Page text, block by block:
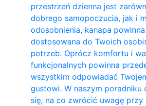
przestrzeń dzienna jest
dobrego samopoczucia, jak i
odosobnienia, kanapa
dostosowana do Twoich
potrzeb. Oprócz komfortu i
funkcjonalnych powinna
wszystkim odpowiadać
gustowi. W naszym poradniku
się, na co zwrócić uwagę przy